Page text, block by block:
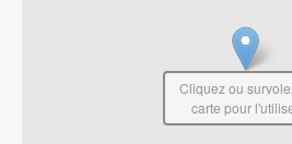
Cliquez ou
carte pour